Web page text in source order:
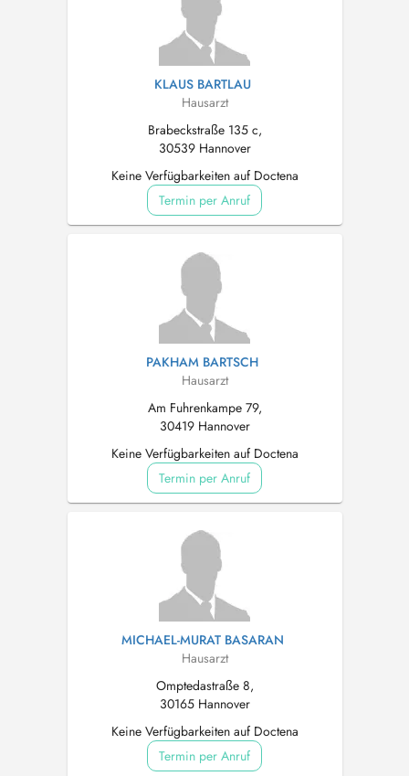
KLAUS BARTLAU
Hausarzt
Brabeckstraße 135 c,
30539 Hannover
Keine Verfügbarkeiten auf Doctena
Termin per Anruf
PAKHAM BARTSCH
Hausarzt
Am Fuhrenkampe 79,
30419 Hannover
Keine Verfügbarkeiten auf Doctena
Termin per Anruf
MICHAEL-MURAT BASARAN
Hausarzt
Omptedastraße 8,
30165 Hannover
Keine Verfügbarkeiten auf Doctena
Termin per Anruf